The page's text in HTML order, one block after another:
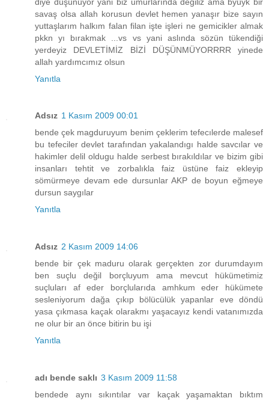
savaş olsa allah korusun devlet hemen yanaşır bize sayın
yuttaşlarım halkım falan filan işte işleri ne gemicikler almak
pkkn yı bırakmak ...vs vs yani aslında sözün tükendiği
yerdeyiz DEVLETİMİZ BİZİ DÜŞÜNMÜYORRRR yinede
allah yardımcımız olsun
Yanıtla
Adsız 1 Kasım 2009 00:01
bende çek magduruyum benim çeklerim tefecılerde malesef
bu tefeciler devlet tarafından yakalandıgı halde savcılar ve
hakimler delil oldugu halde serbest bırakıldılar ve bizim gibi
insanları tehtit ve zorbalıkla faiz üstüne faiz ekleyip
sömürmeye devam ede dursunlar AKP de boyun eğmeye
dursun saygılar
Yanıtla
Adsız 2 Kasım 2009 14:06
bende bir çek maduru olarak gerçekten zor durumdayım
ben suçlu değil borçluyum ama mevcut hükümetimiz
suçluları af eder borçlularıda amhkum eder hükümete
sesleniyorum dağa çıkıp bölücülük yapanlar eve döndü
yasa çıkmasa kaçak olarakmı yaşacayız kendi vatanımızda
ne olur bir an önce bitirin bu işi
Yanıtla
adı bende saklı 3 Kasım 2009 11:58
bendede aynı sıkıntılar var kaçak yaşamaktan bıktım